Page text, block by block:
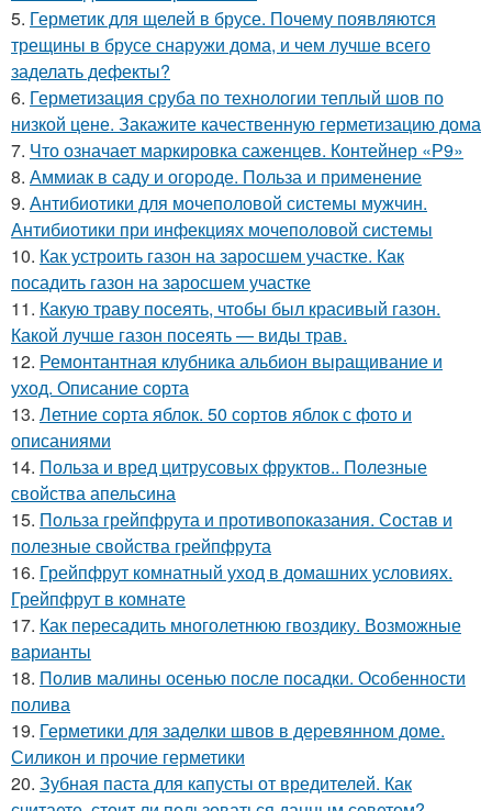
5. Герметик для щелей в брусе. Почему появляются
трещины в брусе снаружи дома, и чем лучше всего
заделать дефекты?
6. Герметизация сруба по технологии теплый шов по
низкой цене. Закажите качественную герметизацию дома
7. Что означает маркировка саженцев. Контейнер «Р9»
8. Аммиак в саду и огороде. Польза и применение
9. Антибиотики для мочеполовой системы мужчин.
Антибиотики при инфекциях мочеполовой системы
10. Как устроить газон на заросшем участке. Как
посадить газон на заросшем участке
11. Какую траву посеять, чтобы был красивый газон.
Какой лучше газон посеять — виды трав.
12. Ремонтантная клубника альбион выращивание и
уход. Описание сорта
13. Летние сорта яблок. 50 сортов яблок с фото и
описаниями
14. Польза и вред цитрусовых фруктов.. Полезные
свойства апельсина
15. Польза грейпфрута и противопоказания. Состав и
полезные свойства грейпфрута
16. Грейпфрут комнатный уход в домашних условиях.
Грейпфрут в комнате
17. Как пересадить многолетнюю гвоздику. Возможные
варианты
18. Полив малины осенью после посадки. Особенности
полива
19. Герметики для заделки швов в деревянном доме.
Силикон и прочие герметики
20. Зубная паста для капусты от вредителей. Как